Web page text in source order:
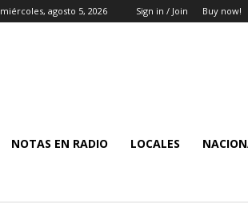
miércoles, agosto 5, 2026 Sign in / Join Buy now!
NOTAS EN RADIO LOCALES